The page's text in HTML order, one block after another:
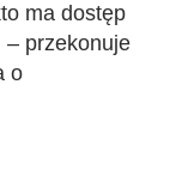
ma dostęp
– przekonuje
o